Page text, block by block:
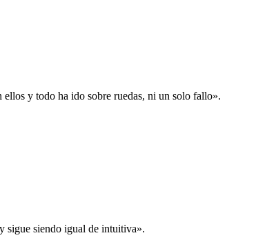
y todo ha ido sobre ruedas, ni un solo fallo».
sigue siendo igual de intuitiva».